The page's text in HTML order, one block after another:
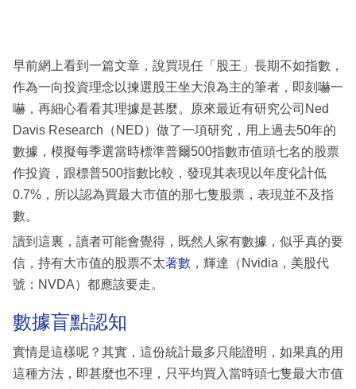
閱
專
區
早前網上看到一篇文章，說買現任「股王」長期不如指數，
作為一向投資理念以揀選股王坐大浪為主的筆者，即刻嚇一
嚇，再細心看看其理據是甚麼。原來最近有研究公司Ned
Davis Research（NED）做了一項研究，用上過去50年的
數據，模擬每季選當時標準普爾500指數市值頭七名的股票
作投資，跟標普500指數比較，發現其表現以年度化計低
0.7%，所以認為買最大市值的那七隻股票，表現並不及指
數。
讀到這裏，讀者可能會覺得，既然人家有數據，似乎真的要
信，持有大市值的股票不太著數 ，輝達（Nvidia，美股代
號：NVDA）都應該要走。
數據盲點認知
實情是這樣呢？其實，這份統計最多只能證明，如果真的用
這種方法，即甚麼也不理，只平均買入當時頭七隻最大市值